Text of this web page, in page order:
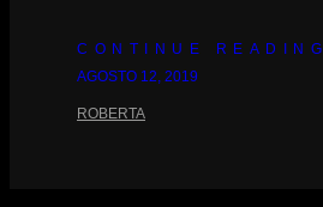
CONTINUE READING
AGOSTO 12, 2019
ROBERTA